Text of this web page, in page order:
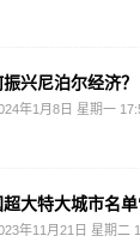
兴尼泊尔经济？
年1月8日 星期一
超大特大城市名
年11月21日 星期二